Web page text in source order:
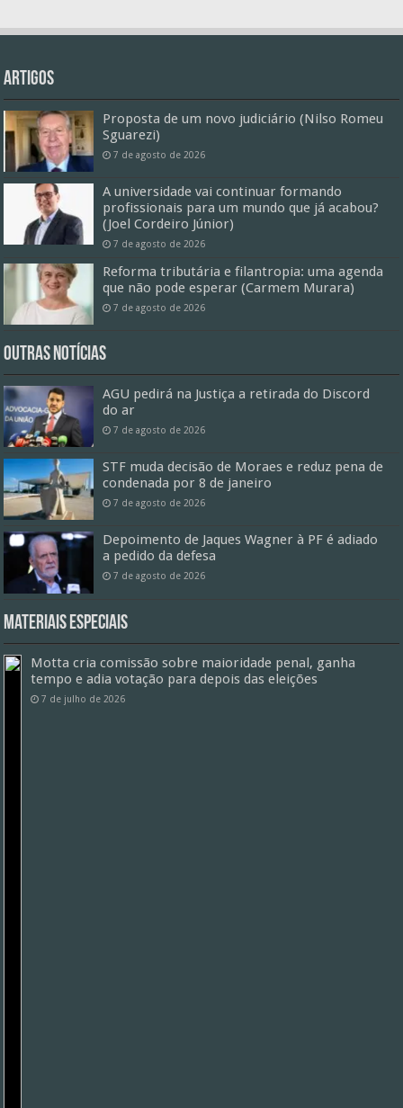
Artigos
Proposta de um novo judiciário (Nilso Romeu
Sguarezi)
7 de agosto de 2026
A universidade vai continuar formando
profissionais para um mundo que já acabou?
(Joel Cordeiro Júnior)
7 de agosto de 2026
Reforma tributária e filantropia: uma agenda
que não pode esperar (Carmem Murara)
7 de agosto de 2026
Outras Notícias
AGU pedirá na Justiça a retirada do Discord
do ar
7 de agosto de 2026
STF muda decisão de Moraes e reduz pena de
condenada por 8 de janeiro
7 de agosto de 2026
Depoimento de Jaques Wagner à PF é adiado
a pedido da defesa
7 de agosto de 2026
Materiais especiais
Motta cria comissão sobre maioridade penal, ganha
tempo e adia votação para depois das eleições
7 de julho de 2026